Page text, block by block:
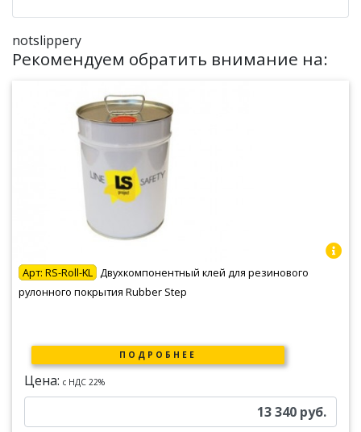
notslippery
Рекомендуем обратить внимание на:
Арт: RS-Roll-KL Двухкомпонентный клей для резинового
рулонного покрытия Rubber Step
ПОДРОБНЕЕ
Цена: c НДС 22%
13 340 руб.